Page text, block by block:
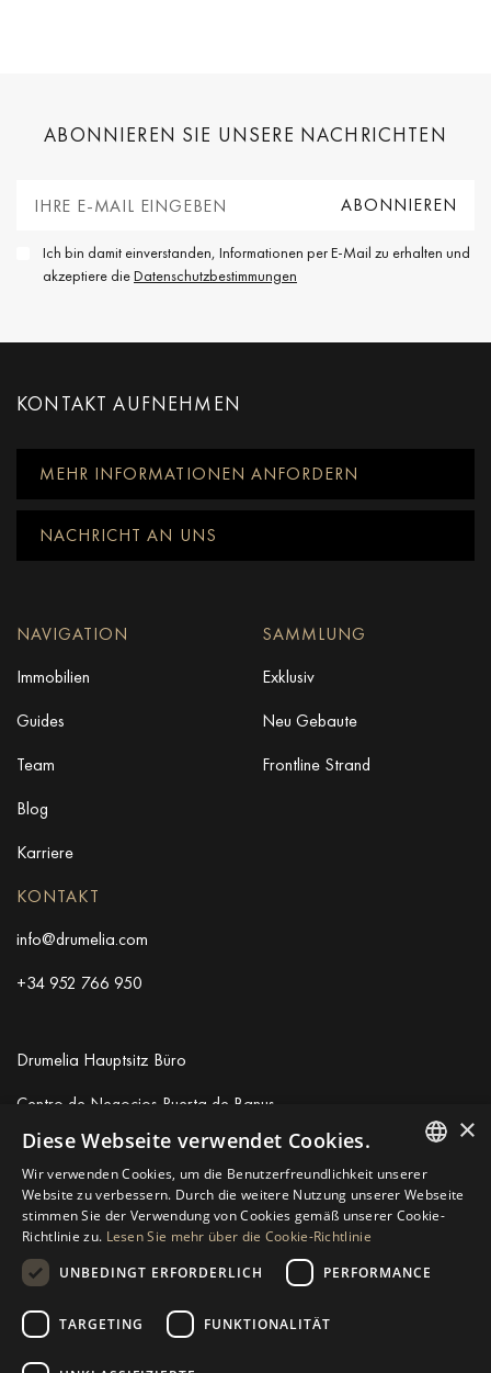
ABONNIEREN SIE UNSERE NACHRICHTEN
Ich bin damit einverstanden, Informationen per E-Mail zu erhalten und
akzeptiere dieDatenschutzbestimmungen
KONTAKT AUFNEHMEN
MEHR INFORMATIONEN ANFORDERN
NACHRICHT AN UNS
NAVIGATION
Immobilien
Guides
Team
Blog
Karriere
SAMMLUNG
Exklusiv
Neu Gebaute
Frontline Strand
KONTAKT
info@drumelia.com
+34 952 766 950
Drumelia Hauptsitz Büro
Centro de Negocios Puerta de Banus
Edificio B, Local 11
+34 952 766 950
info@drumelia.com
© 2026 Drumelia Real Estate.
Linkedin
ENGLISH
SPANISH
×
Diese Webseite verwendet Cookies.
Wir verwenden Cookies, um die Benutzerfreundlichkeit unserer
Website zu verbessern. Durch die weitere Nutzung unserer Webseite
stimmen Sie der Verwendung von Cookies gemäß unserer Cookie-
Richtlinie zu. Lesen Sie mehr über die Cookie-Richtlinie
UNBEDINGT ERFORDERLICH
PERFORMANCE
TARGETING FUNKTIONALITÄT